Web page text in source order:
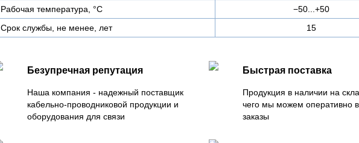
Рабочая температура, °C
−50...+50
Срок службы, не менее, лет
15
Безупречная репутация
Наша компания - надежный поставщик
кабельно-проводниковой продукции и
оборудования для связи
Быстрая поставка
Продукция в наличии на
чего мы можем оперативно
заказы